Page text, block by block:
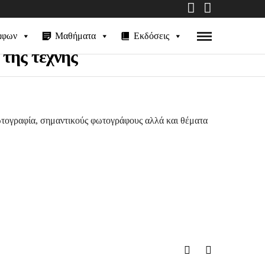
Μαθήματα Εκδόσεις
τέχνης
σημαντικούς φωτογράφους αλλά και θέματα